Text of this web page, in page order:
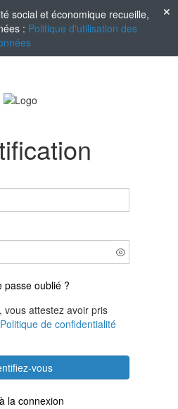
social et économique recueille,
: Politique d'utilisation des
passe oublié ?
vous attestez avoir pris
Politique de confidentialité
vous
la connexion